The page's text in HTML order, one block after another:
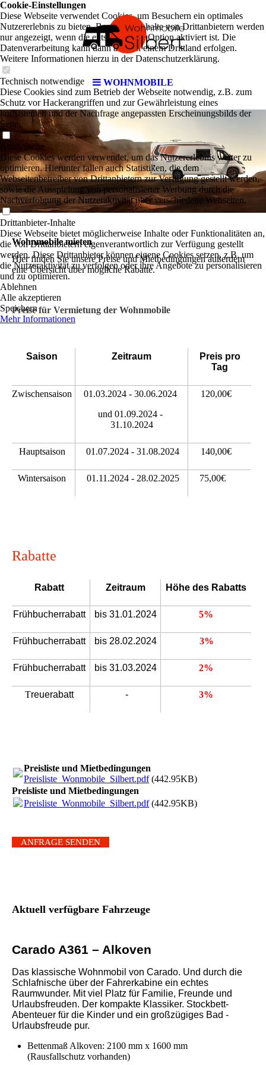
WOHNMOBILE
RT
Wohnmobile mieten
Hier finden Sie unsere Preise und Mietbedingungen außerdem
eine Übersicht über mögliche Rabatte.
Preise für Vermietung der Wohnmobile
Saison Zeitraum
Preis pro
Tag
Zwischensaison 01.03.2024 - 30.06.2024
und 01.09.2024 -
31.10.2024
120,00€
Hauptsaison 01.07.2024 - 31.08.2024 140,00€
Wintersaison 01.11.2024 - 28.02.2025 75,00€
Rabatte
Rabatt Zeitraum Höhe des Rabatts
Frühbucherrabatt bis 31.01.2024 5%
Frühbucherrabatt bis 28.02.2024 3%
Frühbucherrabatt bis 31.03.2024 2%
Treuerabatt - 3%
Preisliste und Mietbedingungen
Preisliste_Wonmobile_Silbert.pdf(442.95KB)
Preisliste und Mietbedingungen
Preisliste_Wonmobile_Silbert.pdf(442.95KB)
ANFRAGE SENDEN
Aktuell verfügbare Fahrzeuge
Carado A361 – Alkoven
Das klassische Wohnmobil von Carado. Und durch die
Schlafnische über der Fahrerkabine ein echtes
Raumwunder. Mit viel Platz für Familie, Freunde und
Urlaubsfreuden. Der kompakte Klassiker. Stockbett-
Abenteuer für die Kinder und ein großzügiges Bad -
Urlaubsfreude pur.
Bettenmaß Alkoven: 2100 mm x 1600 mm
(Rausfallschutz vorhanden)
Cookie-Einstellungen
Diese Webseite verwendet Cookies, um Besuchern ein optimales
Nutzererlebnis zu bieten. Bestimmte Inhalte von Drittanbietern werden
nur angezeigt, wenn die entsprechende Option aktiviert ist. Die
Datenverarbeitung kann dann auch in einem Drittland erfolgen.
Weitere Informationen hierzu in der Datenschutzerklärung.
Technisch notwendige
Diese Cookies sind zum Betrieb der Webseite notwendig, z.B. zum
Schutz vor Hackerangriffen und zur Gewährleistung eines
konsistenten und der Nachfrage angepassten Erscheinungsbilds der
Seite.
Analytische
Diese Cookies werden verwendet, um das Nutzererlebnis weiter zu
optimieren. Hierunter fallen auch Statistiken, die dem
Webseitenbetreiber von Drittanbietern zur Verfügung gestellt werden,
sowie die Ausspielung von personalisierter Werbung durch die
Nachverfolgung der Nutzeraktivität über verschiedene Webseiten.
Drittanbieter-Inhalte
Diese Webseite bietet möglicherweise Inhalte oder Funktionalitäten an,
die von Drittanbietern eigenverantwortlich zur Verfügung gestellt
werden. Diese Drittanbieter können eigene Cookies setzen, z.B. um
die Nutzeraktivität zu verfolgen oder ihre Angebote zu personalisieren
und zu optimieren.
Ablehnen
Alle akzeptieren
Speichern
Mehr Informationen